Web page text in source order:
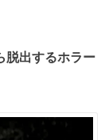
脱出するホラー